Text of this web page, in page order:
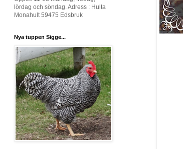
lördag och söndag. Adress : Hulta
Monahult 59475 Edsbruk
Nya tuppen Sigge...